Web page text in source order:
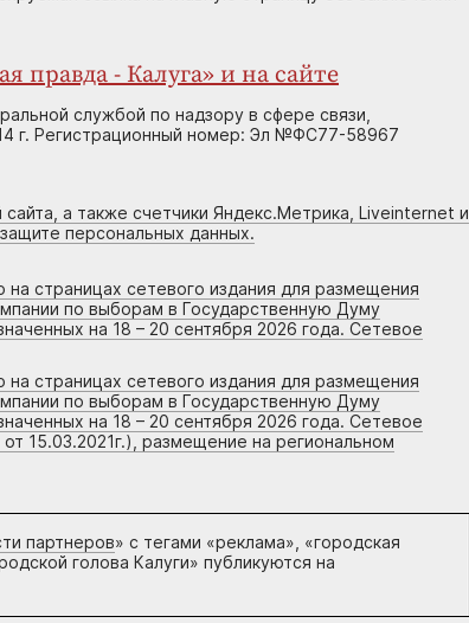
правда - Калуга» и на сайте
службой по надзору в сфере связи,
г. Регистрационный номер: Эл №ФС77-58967
а также счетчики Яндекс.Метрика, Liveinternet и
персональных данных.
страницах сетевого издания для размещения
по выборам в Государственную Думу
на 18 – 20 сентября 2026 года. Сетевое
страницах сетевого издания для размещения
по выборам в Государственную Думу
на 18 – 20 сентября 2026 года. Сетевое
15.03.2021г.), размещение на региональном
партнеров» с тегами «реклама», «городская
голова Калуги» публикуются на